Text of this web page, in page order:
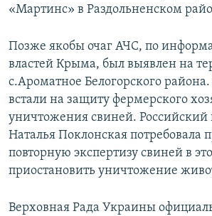
«Мартинс» в Раздольненском
Позже якобы очаг АЧС, по
властей Крыма, был выявлен на
с.Ароматное Белогорского
встали на защиту фермерского
уничтожения свиней.
Наталья Поклонская потребовала
повторную экспертизу свиней в
приостановить уничтожение
Верховная Рада Украины